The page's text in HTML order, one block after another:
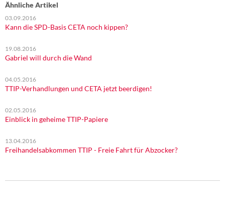
Ähnliche Artikel
03.09.2016
Kann die SPD-Basis CETA noch kippen?
19.08.2016
Gabriel will durch die Wand
04.05.2016
TTIP-Verhandlungen und CETA jetzt beerdigen!
02.05.2016
Einblick in geheime TTIP-Papiere
13.04.2016
Freihandelsabkommen TTIP - Freie Fahrt für Abzocker?